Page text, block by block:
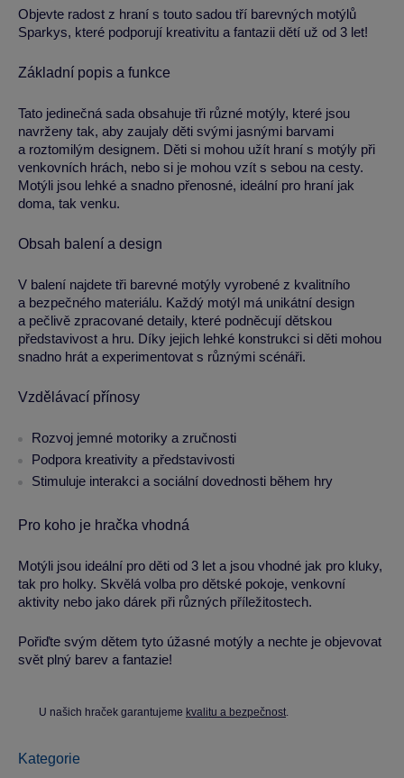
Objevte radost z hraní s touto sadou tří barevných motýlů
Sparkys, které podporují kreativitu a fantazii dětí už od 3 let!
Základní popis a funkce
Tato jedinečná sada obsahuje tři různé motýly, které jsou
navrženy tak, aby zaujaly děti svými jasnými barvami
a roztomilým designem. Děti si mohou užít hraní s motýly při
venkovních hrách, nebo si je mohou vzít s sebou na cesty.
Motýli jsou lehké a snadno přenosné, ideální pro hraní jak
doma, tak venku.
Obsah balení a design
V balení najdete tři barevné motýly vyrobené z kvalitního
a bezpečného materiálu. Každý motýl má unikátní design
a pečlivě zpracované detaily, které podněcují dětskou
představivost a hru. Díky jejich lehké konstrukci si děti mohou
snadno hrát a experimentovat s různými scénáři.
Vzdělávací přínosy
Rozvoj jemné motoriky a zručnosti
Podpora kreativity a představivosti
Stimuluje interakci a sociální dovednosti během hry
Pro koho je hračka vhodná
Motýli jsou ideální pro děti od 3 let a jsou vhodné jak pro kluky,
tak pro holky. Skvělá volba pro dětské pokoje, venkovní
aktivity nebo jako dárek při různých příležitostech.
Pořiďte svým dětem tyto úžasné motýly a nechte je objevovat
svět plný barev a fantazie!
U našich hraček garantujeme kvalitu a bezpečnost.
Kategorie